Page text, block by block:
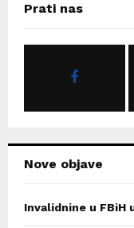
hPrati nas
Nove objave
Invalidnine u FBiH